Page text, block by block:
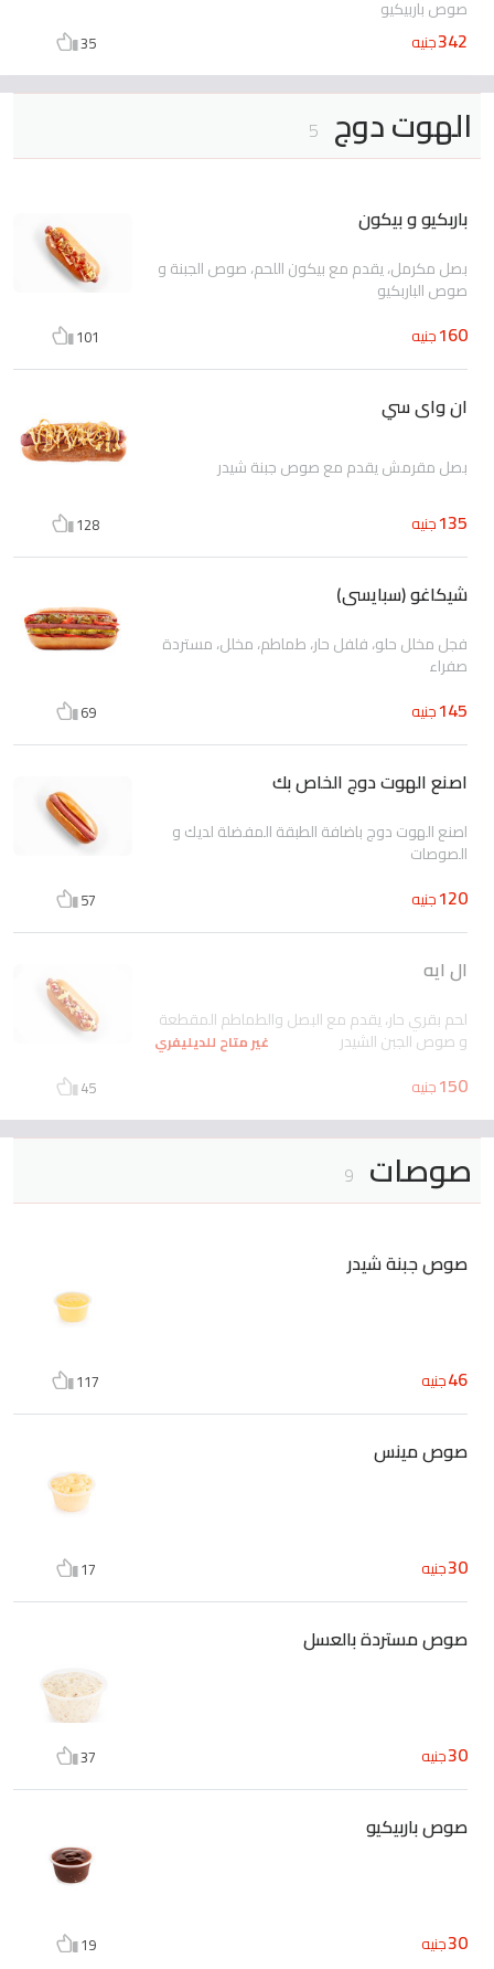
صوص باربيكيو
342جنيه 35
الهوت دوج 5
باربكيو و بيكون
بصل مكرمل، يقدم مع بيكون اللحم، صوص الجبنة و
صوص الباربكيو
160جنيه 101
ان واى سي
بصل مقرمش يقدم مع صوص جبنة شيدر
135جنيه 128
شيكاغو (سبايسى)
فجل مخلل حلو، فلفل حار، طماطم، مخلل، مستردة
صفراء
145جنيه 69
اصنع الهوت دوج الخاص بك
اصنع الهوت دوج باضافة الطبقة المفضلة لديك و
الصوصات
120جنيه 57
ال ايه
لحم بقري حار، يقدم مع البصل والطماطم المقطعة
و صوص الجبن الشيدر غير متاح للديليفري
150جنيه 45
صوصات 9
صوص جبنة شيدر
46جنيه 117
صوص مينس
30جنيه 17
صوص مستردة بالعسل
30جنيه 37
صوص باربيكيو
30جنيه 19